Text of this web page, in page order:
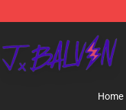
Balvin Merchandise Shop
Home